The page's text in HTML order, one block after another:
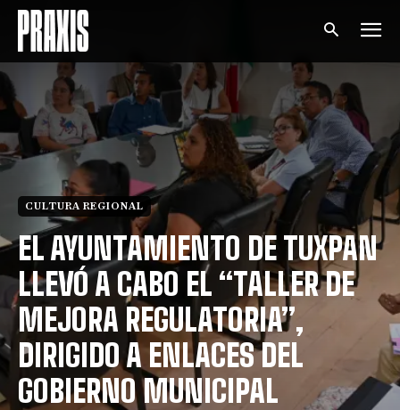
CULTURA REGIONAL
EL AYUNTAMIENTO DE TUXPAN
LLEVÓ A CABO EL “TALLER DE
MEJORA REGULATORIA”,
DIRIGIDO A ENLACES DEL
GOBIERNO MUNICIPAL